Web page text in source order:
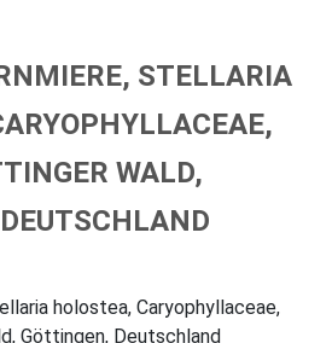
STELLARIA H
B
WALD, G
holostea, Caryophyllaceae,
Göttingen, Deutschland